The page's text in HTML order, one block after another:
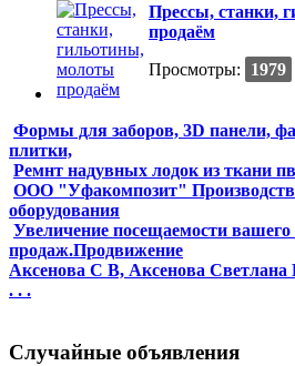
Прессы, станки,
продаём
Просмотры:
1979
Формы для заборов, 3D панели,
плитки,
Ремнт надувных лодок из ткани
ООО "Уфакомпозит"
оборудования
Увеличение посещаемости
продаж.Продвижение
Аксенова С В, Аксенова Светлана
. . .
Случайные объявления